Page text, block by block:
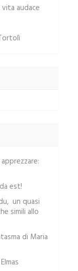
audace
est!
un quasi
simili allo
di Maria